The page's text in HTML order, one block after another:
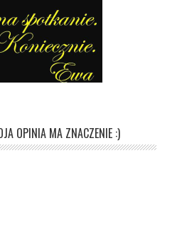
OPINIA MA ZNACZENIE :)